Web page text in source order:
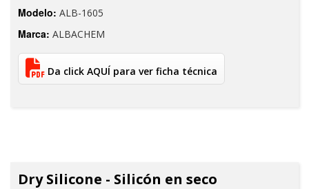
Modelo: ALB-1605
Marca: ALBACHEM
Da click AQUÍ para ver ficha técnica
Dry Silicone - Silicón en seco